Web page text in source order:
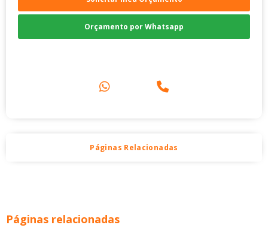
Orçamento por Whatsapp
Páginas Relacionadas
Páginas relacionadas